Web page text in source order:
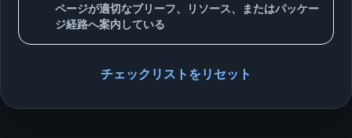
ページが適切なブリーフ、リソース、またはパッケー
ジ経路へ案内している
チェックリストをリセット